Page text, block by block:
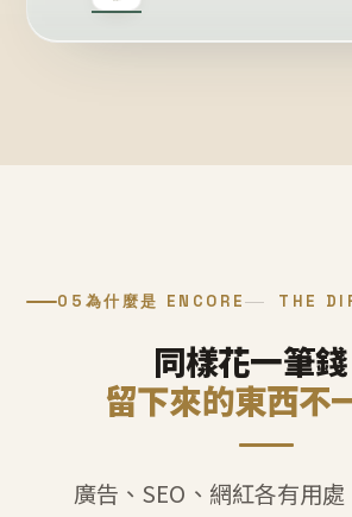
05 為什麼是 ENCORE THE
同樣花一筆錢
留下來的東西不
廣告、SEO、網紅各有用